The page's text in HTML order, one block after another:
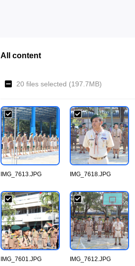
All content
20 files selected (197.7MB)
IMG_7613.JPG IMG_7618.JPG
IMG_7601.JPG IMG_7612.JPG